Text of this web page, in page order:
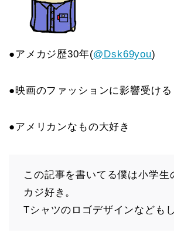
●アメカジ歴30年(@Dsk69you)
●映画のファッションに影響受ける
●アメリカンなもの大好き
この記事を書いてる僕は小学生
カジ好き。
Tシャツのロゴデザインなども